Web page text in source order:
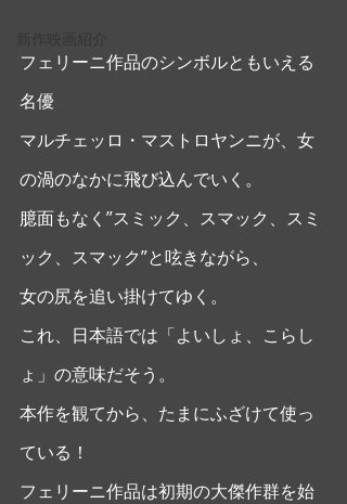
フェリーニ作品のシンボルともいえる
名優
マルチェッロ・マストロヤンニが、女
の渦のなかに飛び込んでいく。
臆面もなく”スミック、スマック、スミ
ック、スマック”と呟きながら、
女の尻を追い掛けてゆく。
これ、日本語では「よいしょ、こらし
ょ」の意味だそう。
本作を観てから、たまにふざけて使っ
ている！
フェリーニ作品は初期の大傑作群を始